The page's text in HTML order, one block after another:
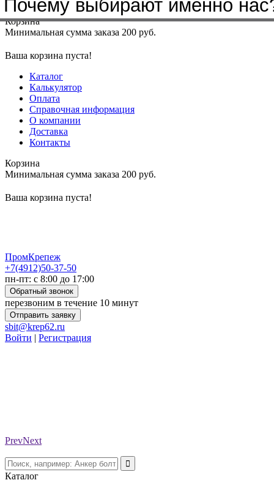
Меню+7(4912)50-37-50sbit@krep62.ru
Корзина
Минимальная сумма заказа 200 руб.
Ваша корзина пуста!
Каталог
Калькулятор
Оплата
Справочная информация
О компании
Доставка
Контакты
Корзина
Минимальная сумма заказа 200 руб.
Ваша корзина пуста!
ПромКрепеж
+7(4912)50-37-50
пн-пт: с 8:00 до 17:00
Обратный звонок
перезвоним в течение 10 минут
Отправить заявку
sbit@krep62.ru
Войти | Регистрация
PrevNext
Каталог
Почему выбирают именно